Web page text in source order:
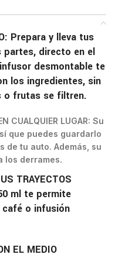
Prepara y lleva tus
partes, directo en el
desmontable te
los ingredientes, sin
o frutas se filtren.
CUALQUIER LUGAR: Su
que puedes guardarlo
de tu auto. Además, su
los derrames.
TRAYECTOS
ml te permite
o infusión
EL MEDIO